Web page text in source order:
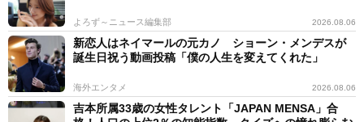
よろず～ニュース編集部 2026.08.06
新恋人はネイマールの元カノ ショーン・メンデスが
誕生日祝う動画投稿「僕の人生を変えてくれた」
海外エンタメ 2026.08.06
吉本所属33歳の女性タレント「JAPAN MENSA」合